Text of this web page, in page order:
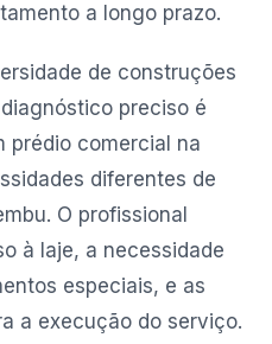
a longo prazo.
de construções
preciso é
prédio comercial na
diferentes de
O profissional
à laje, a necessidade
especiais, e as
a execução do serviço.